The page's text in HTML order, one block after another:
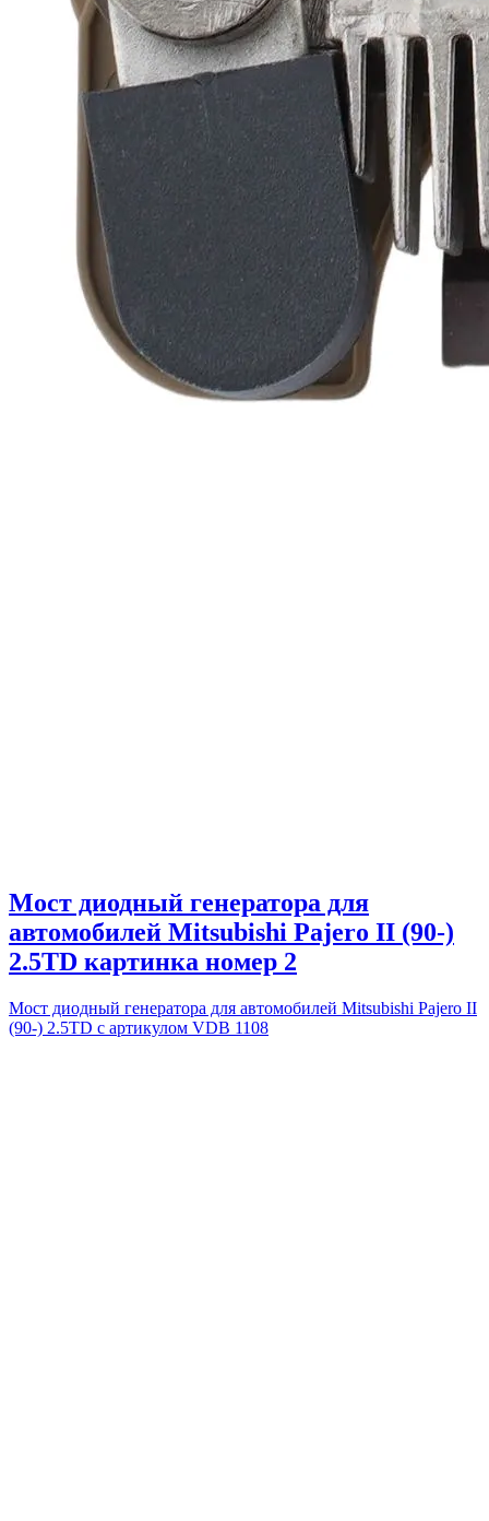
Мост диодный генератора для
автомобилей Mitsubishi Pajero II (90-)
2.5TD картинка номер 2
Мост диодный генератора для автомобилей Mitsubishi Pajero II
(90-) 2.5TD с артикулом VDB 1108